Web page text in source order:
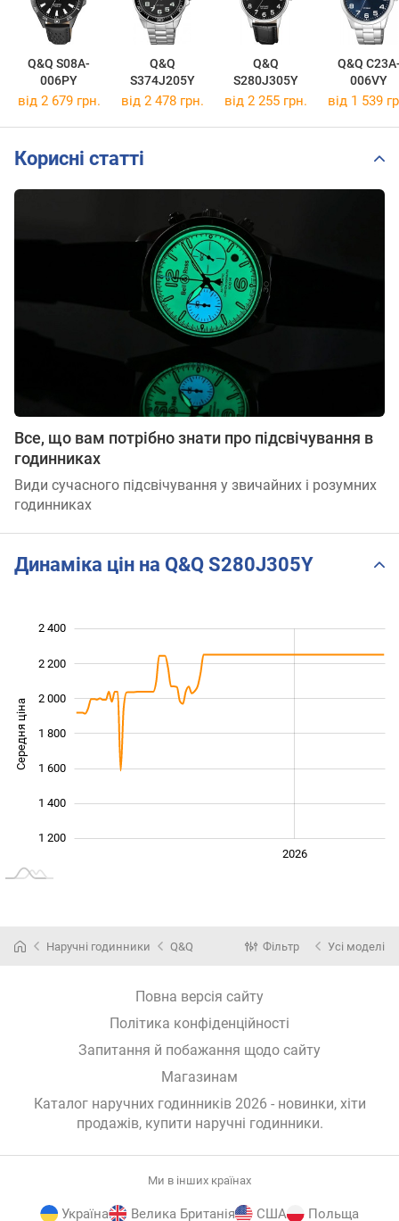
Q&Q S08A-
006PY
Q&Q
S374J205Y
Q&Q
S280J305Y
Q&Q
006VY
від 2 679 грн. від 2 478 грн. від 2 255 грн. від 1 539
Корисні статті
Все, що вам потрібно знати про підсвічування в
годинниках
Види сучасного підсвічування у звичайних і розумних
годинниках
Динаміка цін на Q&Q S280J305Y
Середня ціна 1 200
1 200
1 400
1 600
1 800
2 000
2 200
2 400
2026
Наручні годинники Q&Q Фільтр Усі моделі
Повна версія сайту
Політика конфіденційності
Запитання й побажання щодо сайту
Магазинам
Каталог наручних годинників 2026 - новинки, хіти
продажів, купити наручні годинники.
Ми в інших країнах
Україна Велика Британія США Польща